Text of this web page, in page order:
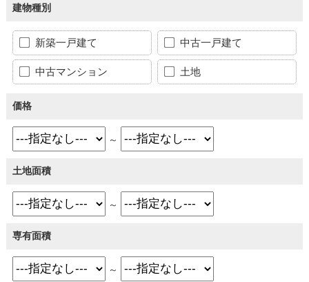
建物種別
新築一戸建て 中古一戸建て
中古マンション 土地
価格
～
土地面積
～
専有面積
～